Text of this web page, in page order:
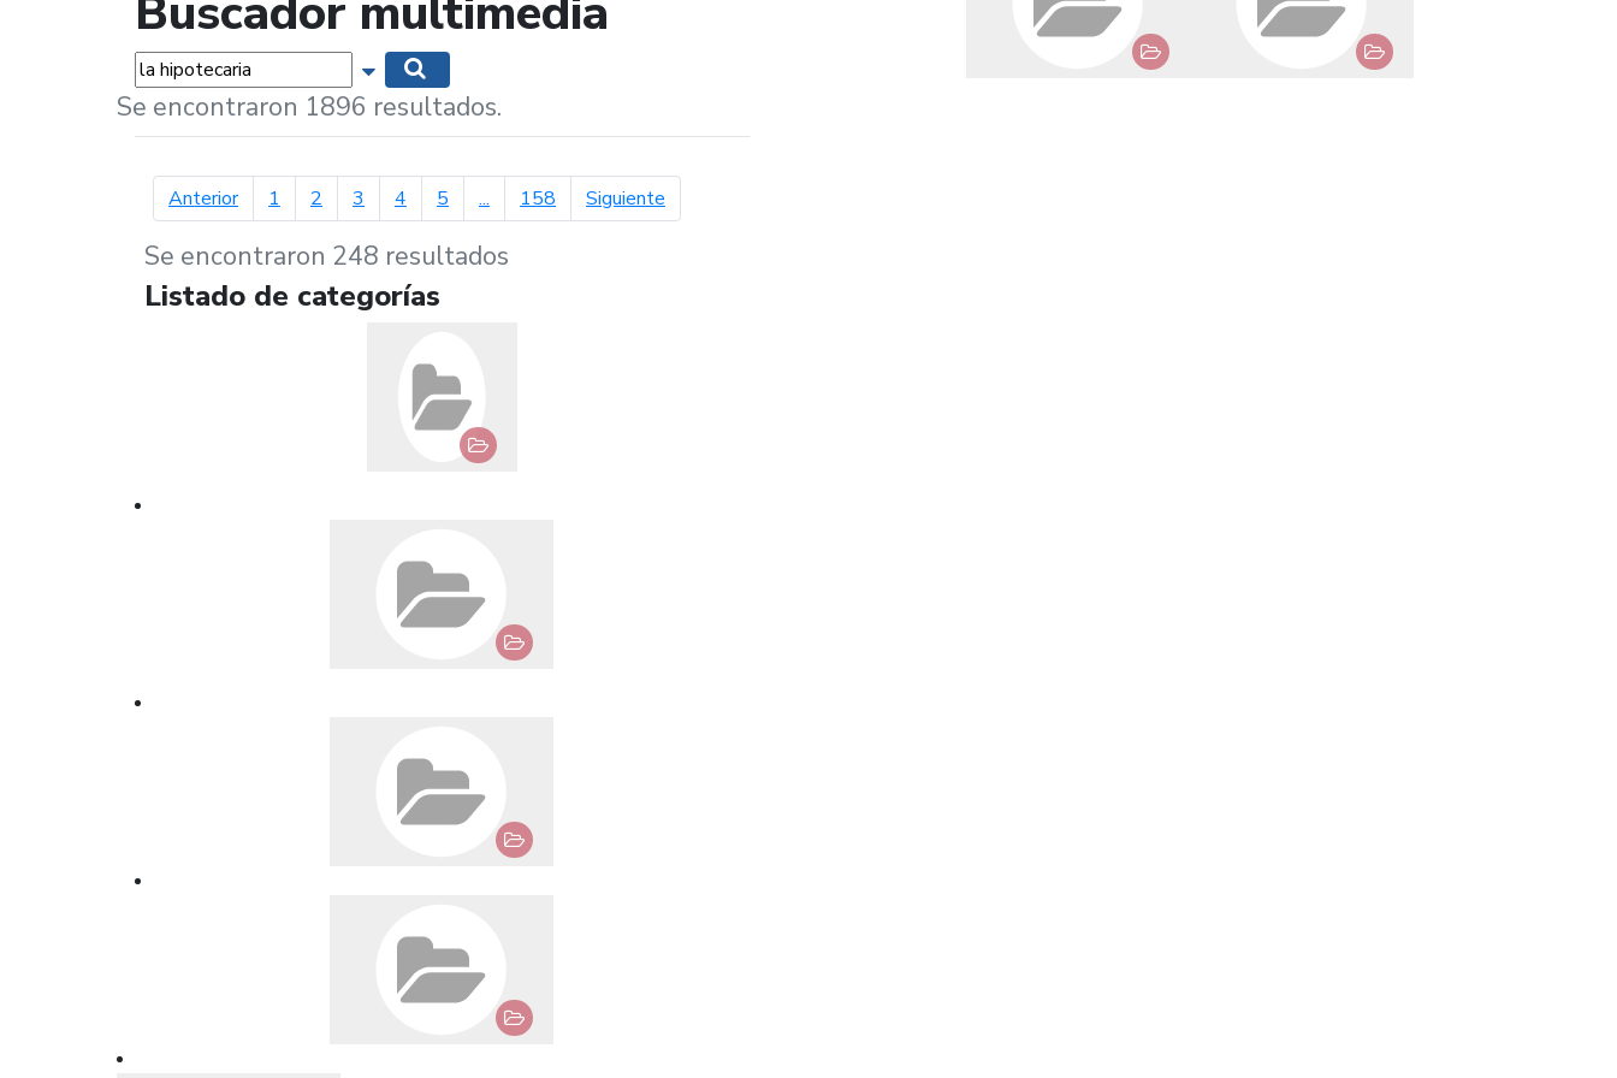
Buscador multimedia
Palabras... Mostrar opciones de búsqueda
Se encontraron 1896 resultados.
Anteriorpágina anterior
1 2 3 4 5 ... 158 Siguientepágina siguiente
Se encontraron 248 resultados
Listado de categorías